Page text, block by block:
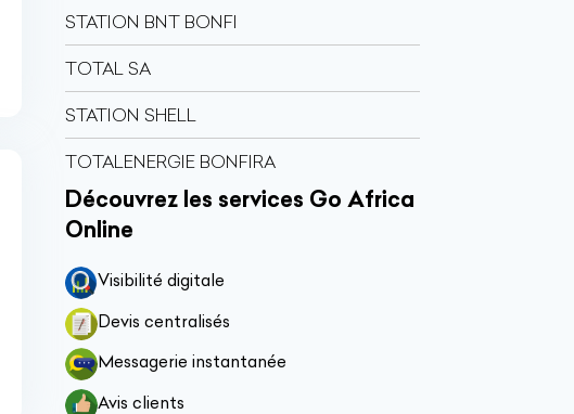
STATION BNT BONFI
TOTAL SA
STATION SHELL
TOTALENERGIE BONFIRA
Découvrez les services Go Africa
Online
Visibilité digitale
Devis centralisés
Messagerie instantanée
Avis clients